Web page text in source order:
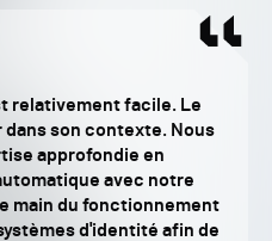
relativement facile. Le
son contexte. Nous
approfondie en
avec notre
main du fonctionnement
d'identité afin de